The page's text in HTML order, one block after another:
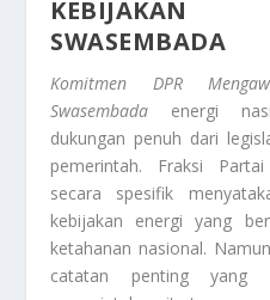
KEBIJAKAN
SWASEMBADA
Komitmen DPR
Swasembada energi
dukungan penuh dari
pemerintah. Fraksi
secara spesifik
kebijakan energi yang
ketahanan nasional.
catatan penting yang